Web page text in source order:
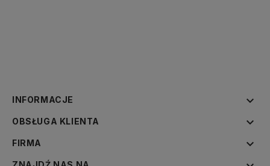
INFORMACJE 
OBSŁUGA KLIENTA 
FIRMA 